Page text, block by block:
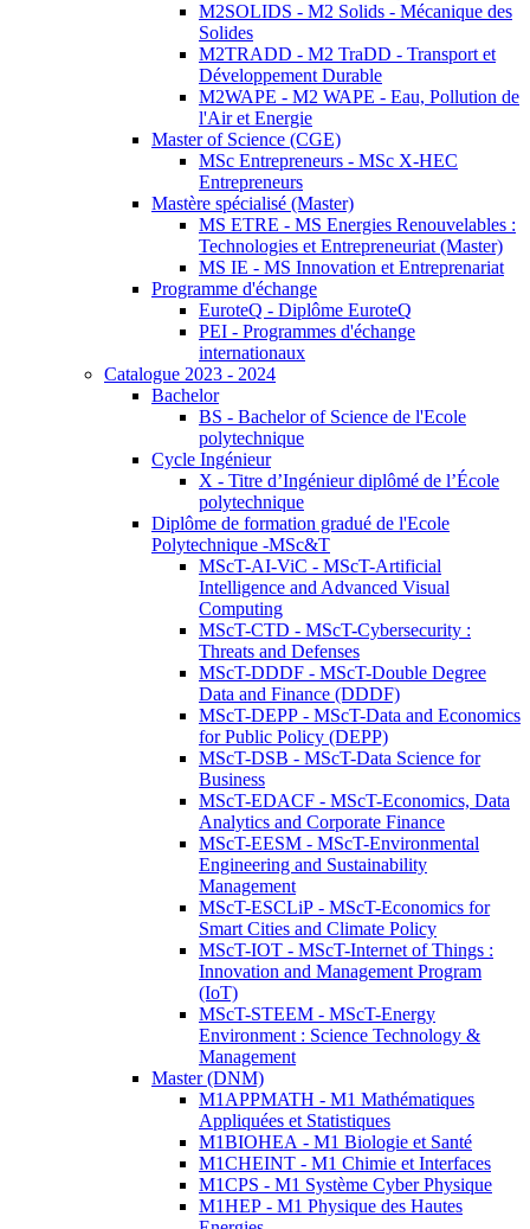
M2SOLIDS - M2 Solids - Mécanique des
Solides
M2TRADD - M2 TraDD - Transport et
Développement Durable
M2WAPE - M2 WAPE - Eau, Pollution de
l'Air et Energie
Master of Science (CGE)
MSc Entrepreneurs - MSc X-HEC
Entrepreneurs
Mastère spécialisé (Master)
MS ETRE - MS Energies Renouvelables :
Technologies et Entrepreneuriat (Master)
MS IE - MS Innovation et Entreprenariat
Programme d'échange
EuroteQ - Diplôme EuroteQ
PEI - Programmes d'échange
internationaux
Catalogue 2023 - 2024
Bachelor
BS - Bachelor of Science de l'Ecole
polytechnique
Cycle Ingénieur
X - Titre d’Ingénieur diplômé de l’École
polytechnique
Diplôme de formation gradué de l'Ecole
Polytechnique -MSc&T
MScT-AI-ViC - MScT-Artificial
Intelligence and Advanced Visual
Computing
MScT-CTD - MScT-Cybersecurity :
Threats and Defenses
MScT-DDDF - MScT-Double Degree
Data and Finance (DDDF)
MScT-DEPP - MScT-Data and Economics
for Public Policy (DEPP)
MScT-DSB - MScT-Data Science for
Business
MScT-EDACF - MScT-Economics, Data
Analytics and Corporate Finance
MScT-EESM - MScT-Environmental
Engineering and Sustainability
Management
MScT-ESCLiP - MScT-Economics for
Smart Cities and Climate Policy
MScT-IOT - MScT-Internet of Things :
Innovation and Management Program
(IoT)
MScT-STEEM - MScT-Energy
Environment : Science Technology &
Management
Master (DNM)
M1APPMATH - M1 Mathématiques
Appliquées et Statistiques
M1BIOHEA - M1 Biologie et Santé
M1CHEINT - M1 Chimie et Interfaces
M1CPS - M1 Système Cyber Physique
M1HEP - M1 Physique des Hautes